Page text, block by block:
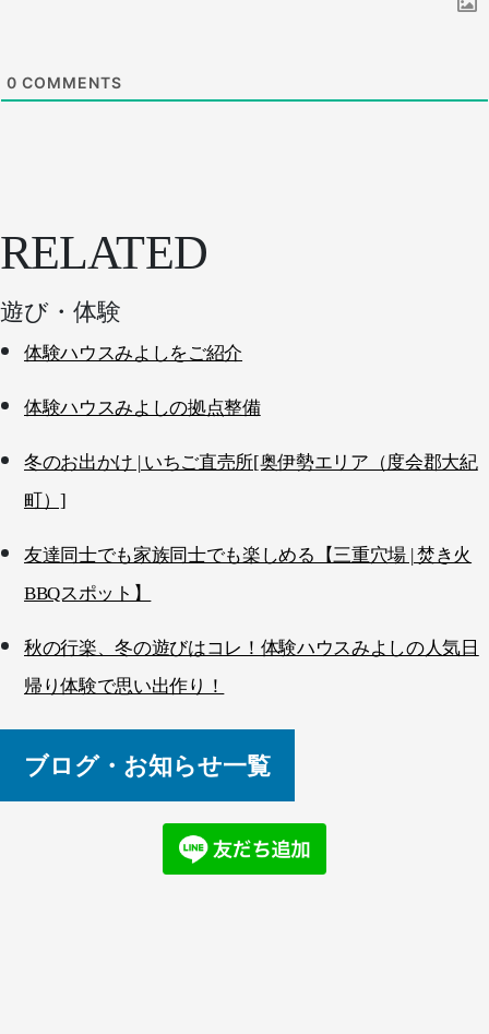
0 COMMENTS
RELATED
遊び・体験
体験ハウスみよしをご紹介
体験ハウスみよしの拠点整備
冬のお出かけ | いちご直売所[奥伊勢エリア（度会郡大紀
町）]
友達同士でも家族同士でも楽しめる【三重穴場 | 焚き火
BBQスポット】
秋の行楽、冬の遊びはコレ！体験ハウスみよしの人気日
帰り体験で思い出作り！
ブログ・お知らせ一覧